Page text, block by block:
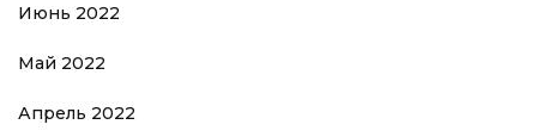
Июнь 2022
Май 2022
Апрель 2022